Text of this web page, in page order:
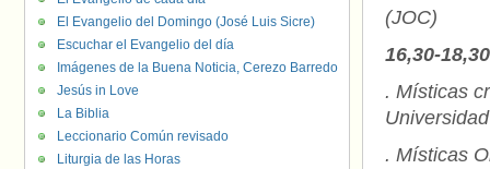
(JOC)
16,30-18,30
. Místicas
. Místicas
El Evangelio del Domingo (José Luis Sicre)
Escuchar el Evangelio del día
Imágenes de la Buena Noticia, Cerezo Barredo
Jesús in Love
La Biblia
Leccionario Común revisado
Liturgia de las Horas